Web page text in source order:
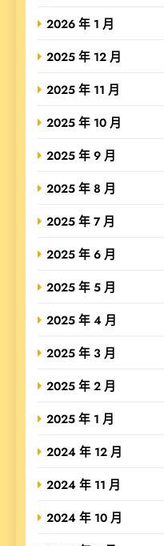
2026 年 1 月
2025 年 12 月
2025 年 11 月
2025 年 10 月
2025 年 9 月
2025 年 8 月
2025 年 7 月
2025 年 6 月
2025 年 5 月
2025 年 4 月
2025 年 3 月
2025 年 2 月
2025 年 1 月
2024 年 12 月
2024 年 11 月
2024 年 10 月